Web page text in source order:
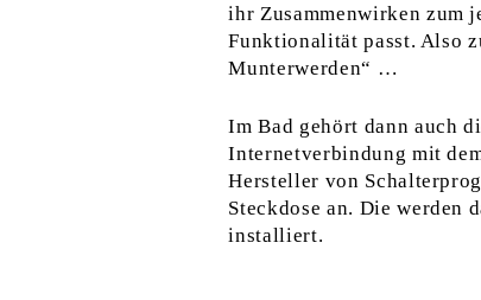
ihr Zusammenwirken zum
Funktionalität passt. Also
Munterwerden“ …
Im Bad gehört dann auch
Internetverbindung mit
Hersteller von
Steckdose an. Die werden
installiert.